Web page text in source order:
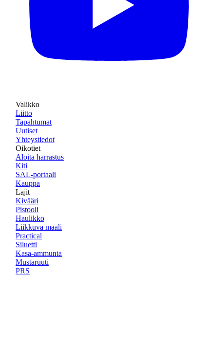
Valikko
Liitto
Tapahtumat
Uutiset
Yhteystiedot
Oikotiet
Aloita harrastus
Kiti
SAL-portaali
Kauppa
Lajit
Kivääri
Pistooli
Haulikko
Liikkuva maali
Practical
Siluetti
Kasa-ammunta
Mustaruuti
PRS